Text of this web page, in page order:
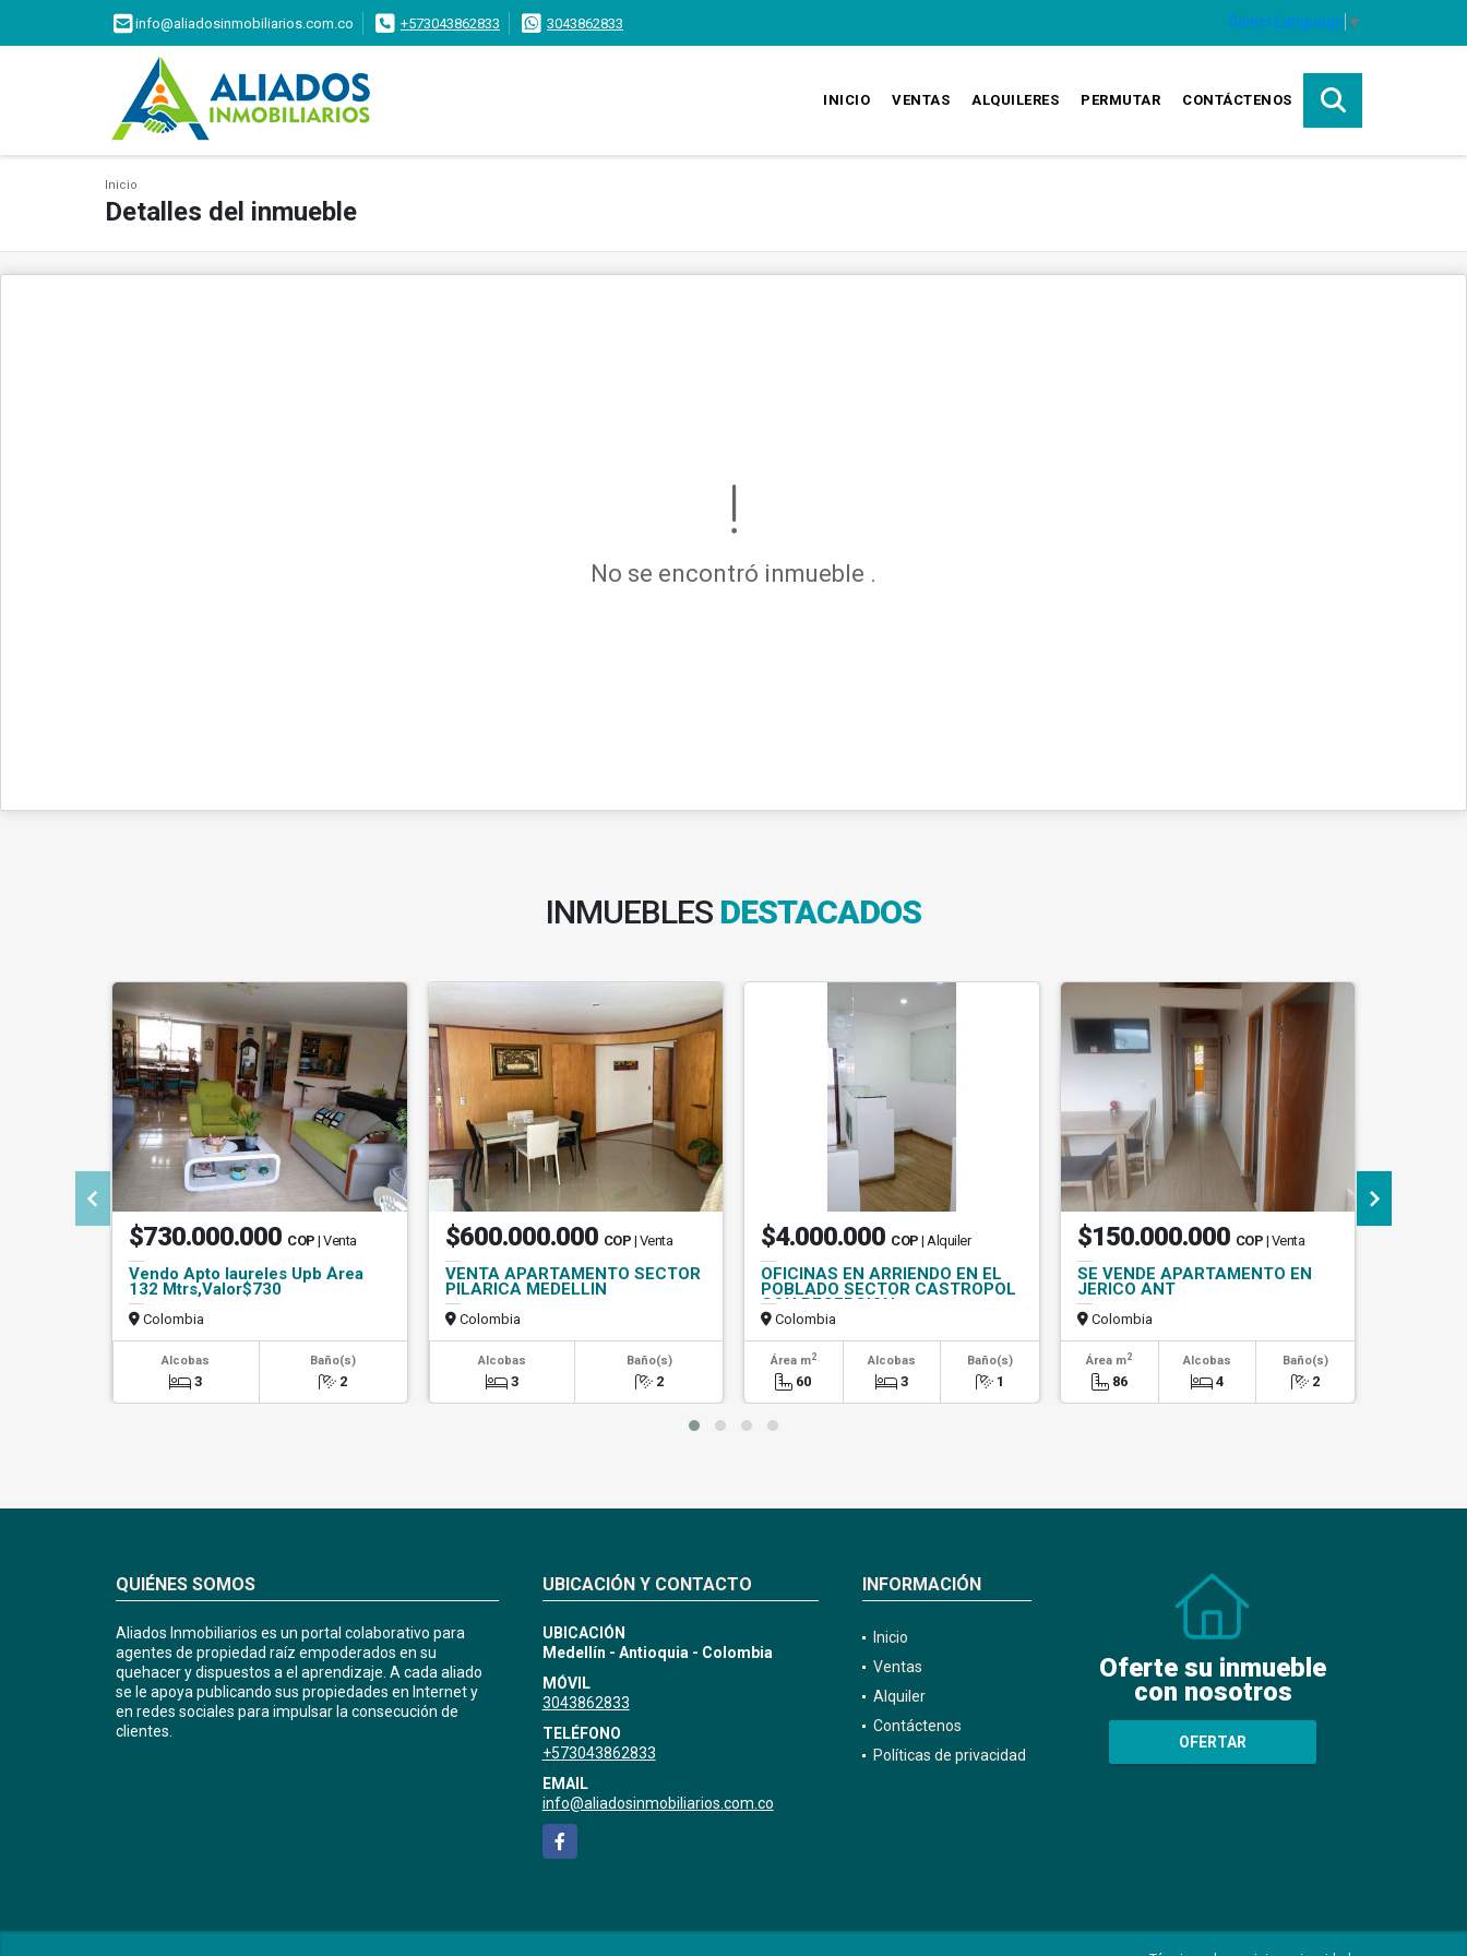
info@aliadosinmobiliarios.com.co +573043862833 3043862833 Select Language ▼
INICIO VENTAS ALQUILERES PERMUTAR CONTÁCTENOS
Inicio
Detalles del inmueble
No se encontró inmueble .
INMUEBLES DESTACADOS
$730.000.000 COP | Venta
Vendo Apto laureles Upb Área
132 Mtrs,Valor$730
Colombia
Alcobas
3
Baño(s)
2
$600.000.000 COP | Venta
VENTA APARTAMENTO SECTOR
PILARICA MEDELLIN
Colombia
Alcobas
3
Baño(s)
2
$4.000.000 COP | Alquiler
OFICINAS EN ARRIENDO EN EL
POBLADO SECTOR CASTROPOL
CON RECEPCION
Colombia
Área m2
60
Alcobas
3
Baño(s)
1
$150.000.000 COP | Venta
SE VENDE APARTAMENTO EN
JERICO ANT
Colombia
Área m2
86
Alcobas
4
Baño(s)
2
QUIÉNES SOMOS
Aliados Inmobiliarios es un portal colaborativo para
agentes de propiedad raíz empoderados en su
quehacer y dispuestos a el aprendizaje. A cada aliado
se le apoya publicando sus propiedades en Internet y
en redes sociales para impulsar la consecución de
clientes.
UBICACIÓN Y CONTACTO
UBICACIÓN
Medellín - Antioquia - Colombia
MÓVIL
3043862833
TELÉFONO
+573043862833
EMAIL
info@aliadosinmobiliarios.com.co
Facebook
INFORMACIÓN
Inicio
Ventas
Alquiler
Contáctenos
Políticas de privacidad
Oferte su inmueble
con nosotros
OFERTAR